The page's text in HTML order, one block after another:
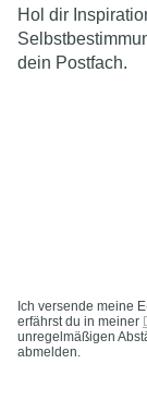
Hol dir
dein Postfach.
Ich versende meine
erfährst du in meiner
unregelmäßigen
abmelden.